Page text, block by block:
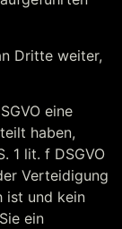
Dritte weiter,
eine
haben,
1 lit. f DSGVO
Verteidigung
ist und kein
ein